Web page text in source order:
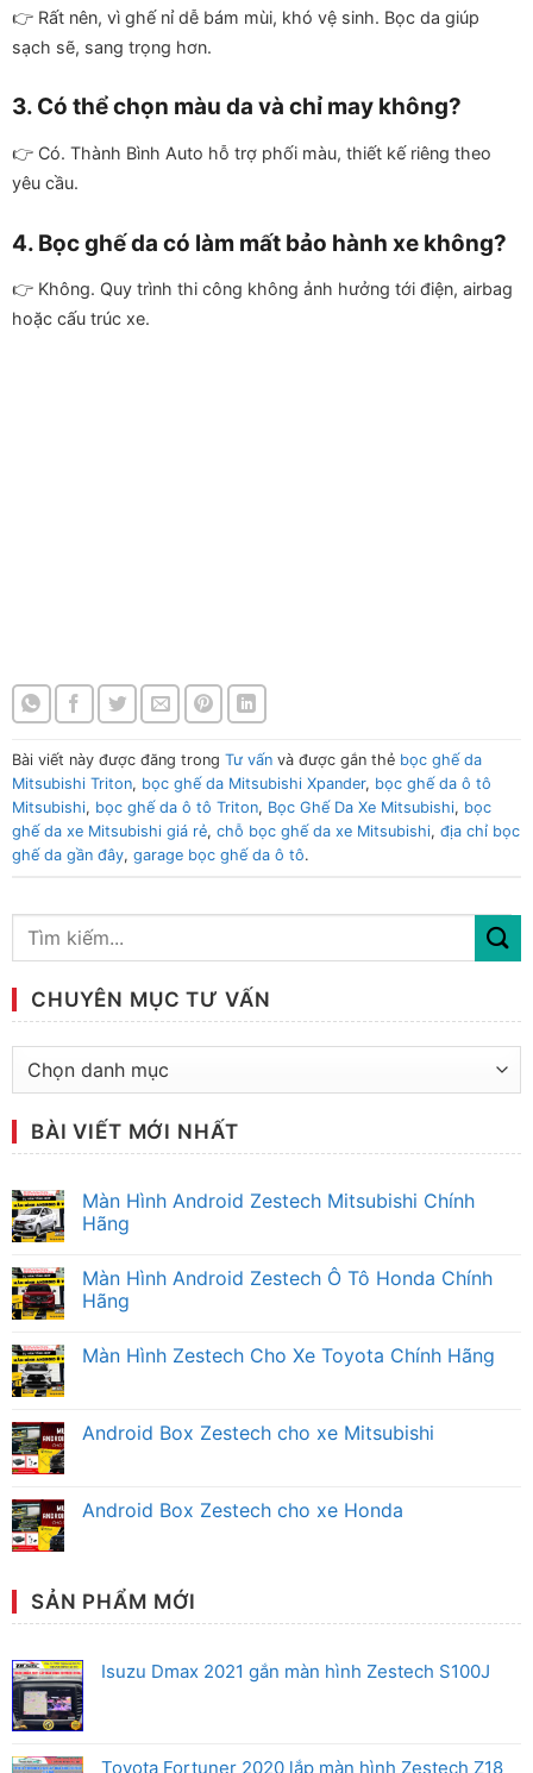
👉 Rất nên, vì ghế nỉ dễ bám mùi, khó vệ sinh. Bọc da giúp
sạch sẽ, sang trọng hơn.
3. Có thể chọn màu da và chỉ may không?
👉 Có. Thành Bình Auto hỗ trợ phối màu, thiết kế riêng theo
yêu cầu.
4. Bọc ghế da có làm mất bảo hành xe không?
👉 Không. Quy trình thi công không ảnh hưởng tới điện, airbag
hoặc cấu trúc xe.
Bài viết này được đăng trong Tư vấn và được gắn thẻ bọc ghế da
Mitsubishi Triton, bọc ghế da Mitsubishi Xpander, bọc ghế da ô tô
Mitsubishi, bọc ghế da ô tô Triton, Bọc Ghế Da Xe Mitsubishi, bọc
ghế da xe Mitsubishi giá rẻ, chỗ bọc ghế da xe Mitsubishi, địa chỉ bọc
ghế da gần đây, garage bọc ghế da ô tô.
CHUYÊN MỤC TƯ VẤN
Chuyên
vấnBÀI VIẾT MỚI NHẤT
Màn Hình Android Zestech Mitsubishi Chính
Hãng
bình
luận
ở
Android
Màn Hình Android Zestech Ô Tô Honda Chính
Hãng
bình
Android
Chính
Màn Hình Zestech Cho Xe Toyota Chính Hãng
luận
ở
Cho
Xe
Android Box Zestech cho xe Mitsubishi
luận
ở
xe
Mitsubishi
Android Box Zestech cho xe Honda
ở
Android
Box
cho
xe
Honda
SẢN PHẨM MỚI
Isuzu Dmax 2021 gắn màn hình Zestech S100J
Toyota Fortuner 2020 lắp màn hình Zestech Z18